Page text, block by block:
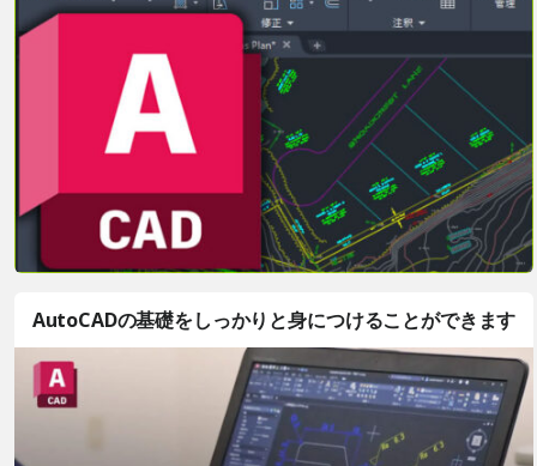
AutoCADの基礎をしっかりと身につけることができます